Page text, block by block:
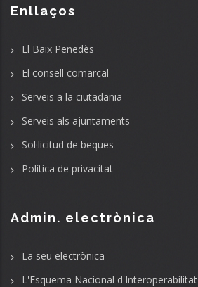
Enllaços
El Baix Penedès
El consell comarcal
Serveis a la ciutadania
Serveis als ajuntaments
Sol·licitud de beques
Política de privacitat
Admin. electrònica
La seu electrònica
L'Esquema Nacional d'Interoperabilitat